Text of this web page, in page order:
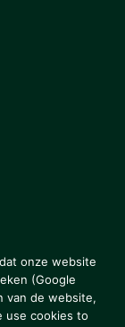
Disclaimer
onze website
(Google
van de website,
use cookies to